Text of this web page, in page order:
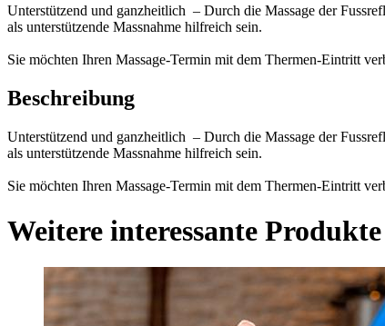
Unterstützend und ganzheitlich – Durch die Massage der
als unterstützende Massnahme hilfreich sein.
Sie möchten Ihren Massage-Termin mit dem Thermen-Eintritt
Beschreibung
Unterstützend und ganzheitlich – Durch die Massage der
als unterstützende Massnahme hilfreich sein.
Sie möchten Ihren Massage-Termin mit dem Thermen-Eintritt
Weitere interessante Produkte